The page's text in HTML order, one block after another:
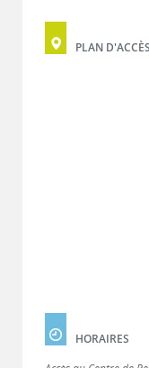
PLAN D'ACCÈS
HORAIRES